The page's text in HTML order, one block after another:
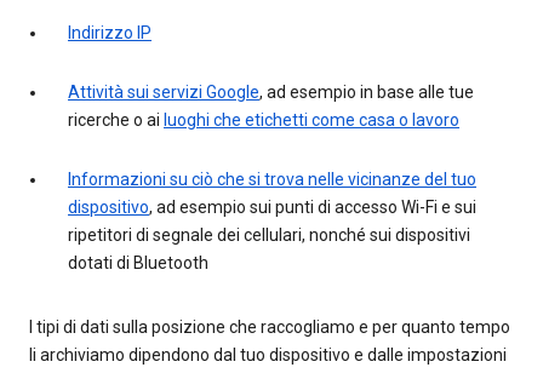
Indirizzo IP
Attività sui servizi Google, ad esempio in base alle tue
ricerche o ai luoghi che etichetti come casa o lavoro
Informazioni su ciò che si trova nelle vicinanze del tuo
dispositivo, ad esempio sui punti di accesso Wi-Fi e sui
ripetitori di segnale dei cellulari, nonché sui dispositivi
dotati di Bluetooth
I tipi di dati sulla posizione che raccogliamo e per quanto tempo
li archiviamo dipendono dal tuo dispositivo e dalle impostazioni